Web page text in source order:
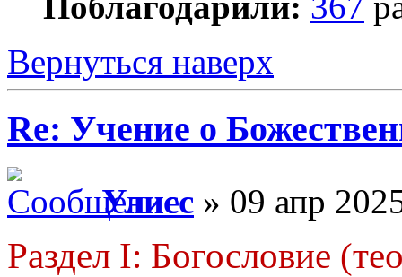
Вернуться наверх
Re: Учение о
Улисс » 09 апр
Раздел I: Богословие